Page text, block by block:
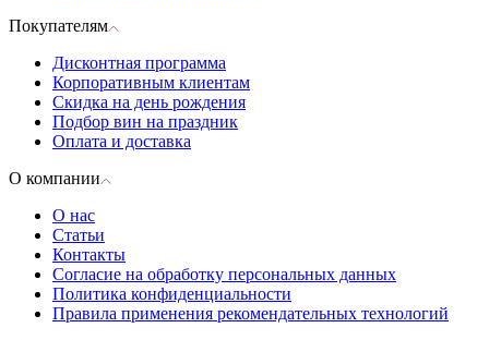
Покупателям
Дисконтная программа
Корпоративным клиентам
Скидка на день рождения
Подбор вин на праздник
Оплата и доставка
О компании
О нас
Статьи
Контакты
Согласие на обработку персональных данных
Политика конфиденциальности
Правила применения рекомендательных технологий